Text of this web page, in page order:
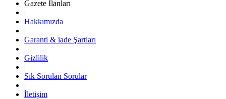
Gazete İlanları
|
Hakkımızda
|
Garanti & iade Şartları
|
Gizlilik
|
Sık Sorulan Sorular
|
İletişim